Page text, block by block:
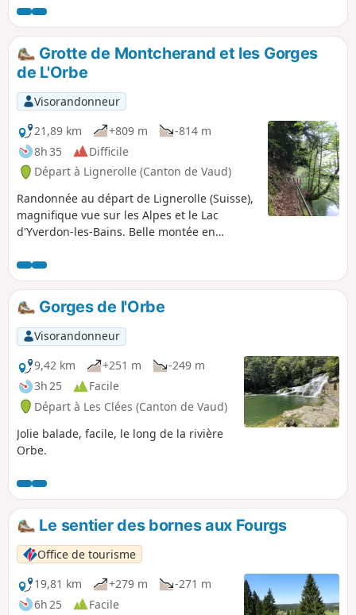
parking. Parcours accessible.
Grotte de Montcherand et les Gorges
de L'Orbe
Visorandonneur
21,89 km
+809 m
-814 m
8h 35
Difficile
Départ à Lignerolle (Canton de Vaud)
Randonnée au départ de Lignerolle (Suisse),
magnifique vue sur les Alpes et le Lac
d'Yverdon-les-Bains. Belle montée en
étroit. Beau site à La Grotte de Montcherand.
Les gorges de l'Orbe par la rive droite, non
sécurisée, sont magnifiques. Vous pourrez
faire plusieurs pauses agréables aux
refuges des Mélèzes, de Chaudron et de
Chassagne.
Gorges de l'Orbe
Visorandonneur
9,42 km
+251 m
-249 m
3h 25
Facile
Départ à Les Clées (Canton de Vaud)
Jolie balade, facile, le long de la rivière
Orbe.
Le sentier des bornes aux Fourgs
Office de tourisme
19,81 km
+279 m
-271 m
6h 25
Facile